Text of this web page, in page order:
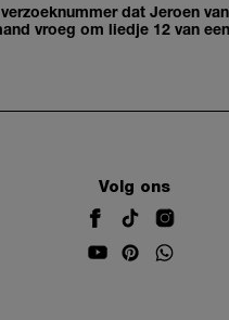
dat Jeroen
vroeg om liedje 12 van
Volg ons